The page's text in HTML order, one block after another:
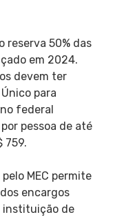
reserva 50% das
em 2024.
devem ter
para
federal
pessoa de até
759.
MEC permite
encargos
instituição de